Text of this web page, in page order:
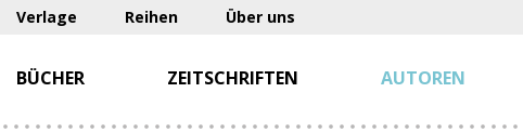
Verlage Reihen Über uns
BÜCHER ZEITSCHRIFTEN AUTOREN